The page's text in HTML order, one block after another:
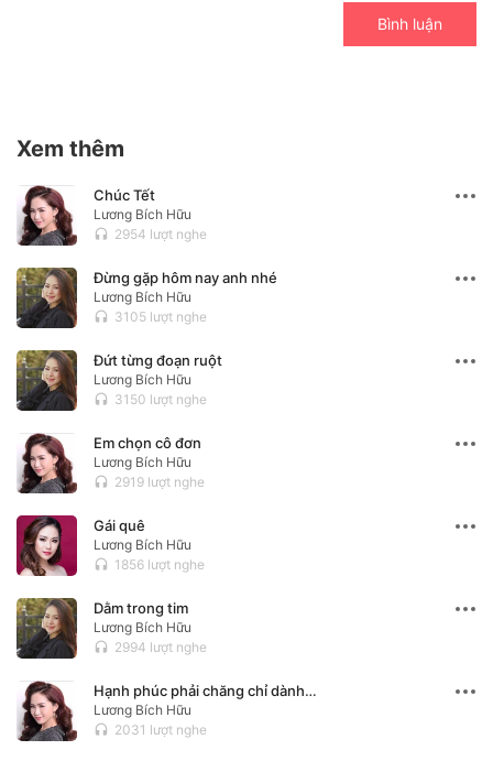
Bình luận
Xem thêm
Chúc Tết
Lương Bích Hữu
headset 2954 lượt nghe
Đừng gặp hôm nay anh nhé
Lương Bích Hữu
headset 3105 lượt nghe
Đứt từng đoạn ruột
Lương Bích Hữu
headset 3150 lượt nghe
Em chọn cô đơn
Lương Bích Hữu
headset 2919 lượt nghe
Gái quê
Lương Bích Hữu
headset 1856 lượt nghe
Dằm trong tim
Lương Bích Hữu
headset 2994 lượt nghe
Hạnh phúc phải chăng chỉ dành cho người giàu
Lương Bích Hữu
headset 2031 lượt nghe